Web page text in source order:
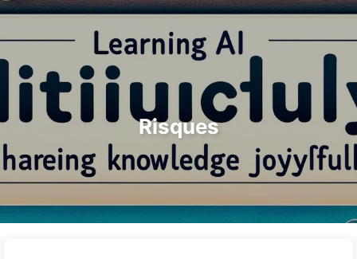
Rechercher Accueil Archives Tags
Catégories Liens À propos 🇫🇷 Français
Risques